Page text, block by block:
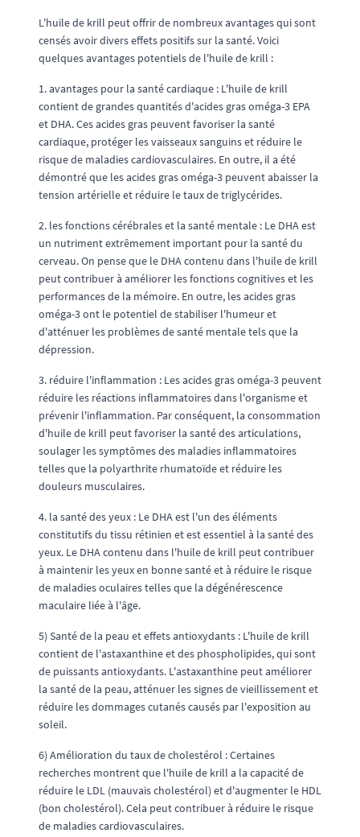
L'huile de krill peut offrir de nombreux avantages qui sont
censés avoir divers effets positifs sur la santé. Voici
quelques avantages potentiels de l'huile de krill :
1. avantages pour la santé cardiaque : L'huile de krill
contient de grandes quantités d'acides gras oméga-3 EPA
et DHA. Ces acides gras peuvent favoriser la santé
cardiaque, protéger les vaisseaux sanguins et réduire le
risque de maladies cardiovasculaires. En outre, il a été
démontré que les acides gras oméga-3 peuvent abaisser la
tension artérielle et réduire le taux de triglycérides.
2. les fonctions cérébrales et la santé mentale : Le DHA est
un nutriment extrêmement important pour la santé du
cerveau. On pense que le DHA contenu dans l'huile de krill
peut contribuer à améliorer les fonctions cognitives et les
performances de la mémoire. En outre, les acides gras
oméga-3 ont le potentiel de stabiliser l'humeur et
d'atténuer les problèmes de santé mentale tels que la
dépression.
3. réduire l'inflammation : Les acides gras oméga-3 peuvent
réduire les réactions inflammatoires dans l'organisme et
prévenir l'inflammation. Par conséquent, la consommation
d'huile de krill peut favoriser la santé des articulations,
soulager les symptômes des maladies inflammatoires
telles que la polyarthrite rhumatoïde et réduire les
douleurs musculaires.
4. la santé des yeux : Le DHA est l'un des éléments
constitutifs du tissu rétinien et est essentiel à la santé des
yeux. Le DHA contenu dans l'huile de krill peut contribuer
à maintenir les yeux en bonne santé et à réduire le risque
de maladies oculaires telles que la dégénérescence
maculaire liée à l'âge.
5) Santé de la peau et effets antioxydants : L'huile de krill
contient de l'astaxanthine et des phospholipides, qui sont
de puissants antioxydants. L'astaxanthine peut améliorer
la santé de la peau, atténuer les signes de vieillissement et
réduire les dommages cutanés causés par l'exposition au
soleil.
6) Amélioration du taux de cholestérol : Certaines
recherches montrent que l'huile de krill a la capacité de
réduire le LDL (mauvais cholestérol) et d'augmenter le HDL
(bon cholestérol). Cela peut contribuer à réduire le risque
de maladies cardiovasculaires.